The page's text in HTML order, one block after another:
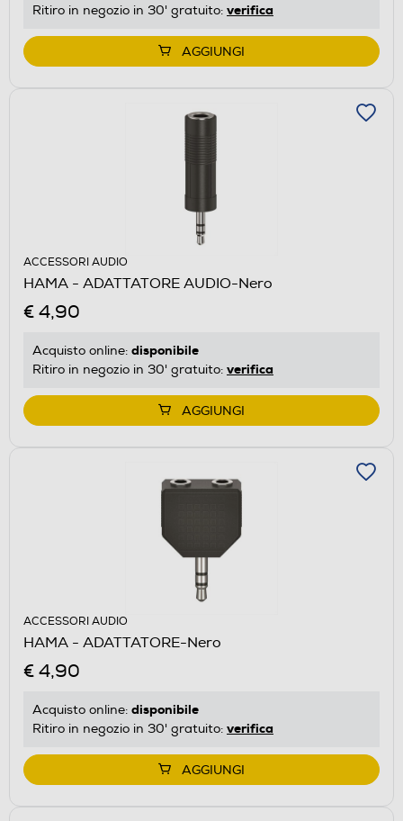
Ritiro in negozio in 30' gratuito: verifica
AGGIUNGI
ACCESSORI AUDIO
HAMA - ADATTATORE AUDIO-Nero
€ 4,90
Acquisto online: disponibile
Ritiro in negozio in 30' gratuito: verifica
AGGIUNGI
ACCESSORI AUDIO
HAMA - ADATTATORE-Nero
€ 4,90
Acquisto online: disponibile
Ritiro in negozio in 30' gratuito: verifica
AGGIUNGI